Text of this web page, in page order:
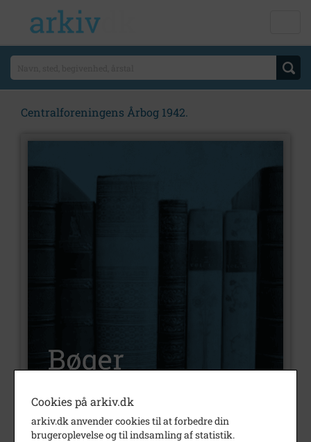
Centralforeningens Årbog 1942.
Nummer
D116
Cookies på arkiv.dk
arkiv.dk anvender cookies til at forbedre din
brugeroplevelse og til indsamling af statistik.